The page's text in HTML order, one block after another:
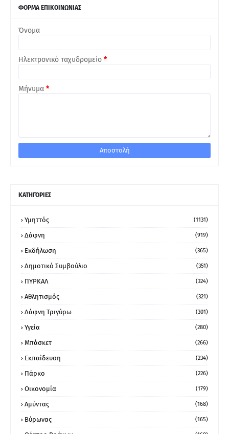
ΦΟΡΜΑ ΕΠΙΚΟΙΝΩΝΙΑΣ
Όνομα
Ηλεκτρονικό ταχυδρομείο *
Μήνυμα *
ΚΑΤΗΓΟΡΙΕΣ
Υμηττός (1131)
Δάφνη (919)
Εκδήλωση (365)
Δημοτικό Συμβούλιο (351)
ΠΥΡΚΑΛ (324)
Αθλητισμός (321)
Δάφνη Τριγύρω (301)
Υγεία (280)
Μπάσκετ (266)
Εκπαίδευση (234)
Πάρκο (226)
Οικονομία (179)
Αμύντας (168)
Βύρωνας (165)